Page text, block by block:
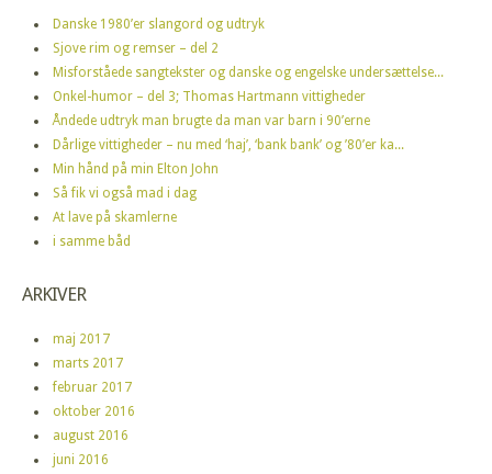
Danske 1980’er slangord og udtryk
Sjove rim og remser – del 2
Misforståede sangtekster og danske og engelske undersættelse...
Onkel-humor – del 3; Thomas Hartmann vittigheder
Åndede udtryk man brugte da man var barn i 90’erne
Dårlige vittigheder – nu med ‘haj’, ‘bank bank’ og ’80’er ka...
Min hånd på min Elton John
Så fik vi også mad i dag
At lave på skamlerne
i samme båd
ARKIVER
maj 2017
marts 2017
februar 2017
oktober 2016
august 2016
juni 2016